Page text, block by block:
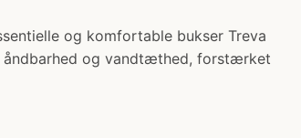
og komfortable bukser Treva
åndbarhed og vandtæthed, forstærket